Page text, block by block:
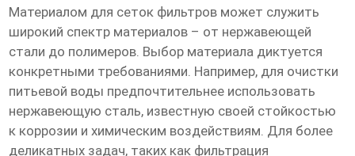
Материалом для сеток фильтров может служить
широкий спектр материалов – от нержавеющей
стали до полимеров. Выбор материала диктуется
конкретными требованиями. Например, для очистки
питьевой воды предпочтительнее использовать
нержавеющую сталь, известную своей стойкостью
к коррозии и химическим воздействиям. Для более
деликатных задач, таких как фильтрация